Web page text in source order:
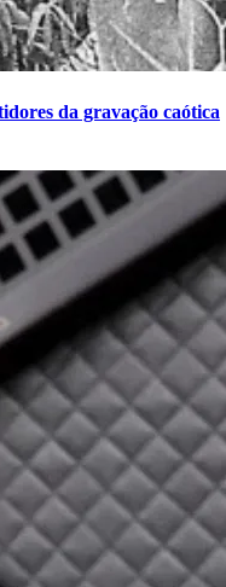
da gravação caótica